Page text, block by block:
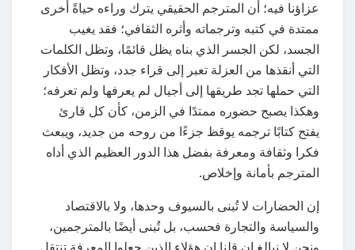
عزاؤنا فيه؛ أن المترجم الحقيقي يترك وراءه حياةً أخرى
ممتدة في كتبه وترجماته وأثره الثقافي؛ فقد يغيب
الجسد، لكن الجسر الذي بناه يظل قائمًا، وتظل الكلمات
التي أنقذها من العزلة تعبر إلى قراء جدد، وتظل الأفكار
التي حملها تجد طريقها إلى أجيال لم يعرفها ولم تعرفه؛
وهكذا يصبح حضوره ممتدًا في الزمن، كأن كل قارئ
يفتح كتابًا ترجمه يوقظ جزءًا من روحه من جديد، ويبعث
فكرا وثقافة ومعرفة بفضل هذا الدور العظيم الذي أداه
المترجم بأمانة وإخلاص.
إن الحضارات لا تُبنى بالسيوف وحدها، ولا بالاقتصاد
والسياسة والتجارة فحسب، بل تُبنى أيضًا بالمترجمين،